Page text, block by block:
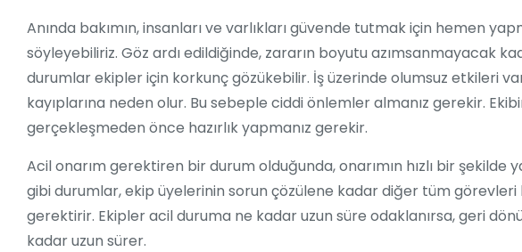
Anında bakımın, insanları ve varlıkları güvende tutmak için hemen
söyleyebiliriz. Göz ardı edildiğinde, zararın boyutu azımsanmayacak
durumlar ekipler için korkunç gözükebilir. İş üzerinde olumsuz etkileri
kayıplarına neden olur. Bu sebeple ciddi önlemler almanız gerekir.
gerçekleşmeden önce hazırlık yapmanız gerekir.
Acil onarım gerektiren bir durum olduğunda, onarımın hızlı bir şekilde
gibi durumlar, ekip üyelerinin sorun çözülene kadar diğer tüm görevleri
gerektirir. Ekipler acil duruma ne kadar uzun süre odaklanırsa, geri
kadar uzun sürer.